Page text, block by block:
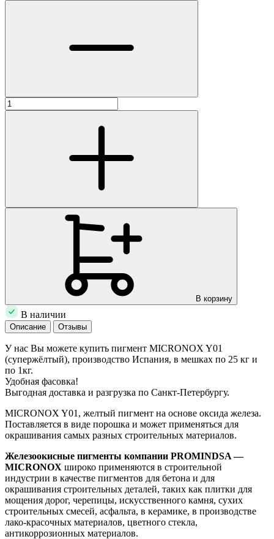
Количество
товара
В корзину
В наличии
Описание Отзывы
У нас Вы можете купить пигмент MICRONOX Y01
(супержёлтый), производство Испания, в мешках по 25 кг и
по 1кг.
Удобная фасовка!
Выгодная доставка и разгрузка по Санкт-Петербургу.
MICRONOX Y01, желтый пигмент на основе оксида железа.
Поставляется в виде порошка и может применяться для
окрашивания самых разных строительных материалов.
Железоокисные пигменты компании PROMINDSA ―
MICRONOX широко применяются в строительной
индустрии в качестве пигментов для бетона и для
окрашивания строительных деталей, таких как плитки для
мощения дорог, черепицы, искусственного камня, сухих
строительных смесей, асфальта, в керамике, в производстве
лако-красочных материалов, цветного стекла,
антикоррозионных материалов.